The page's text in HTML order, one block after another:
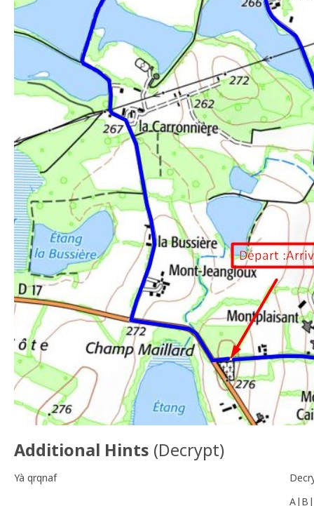
Additional Hints (Decrypt)
Yà qrqnaf